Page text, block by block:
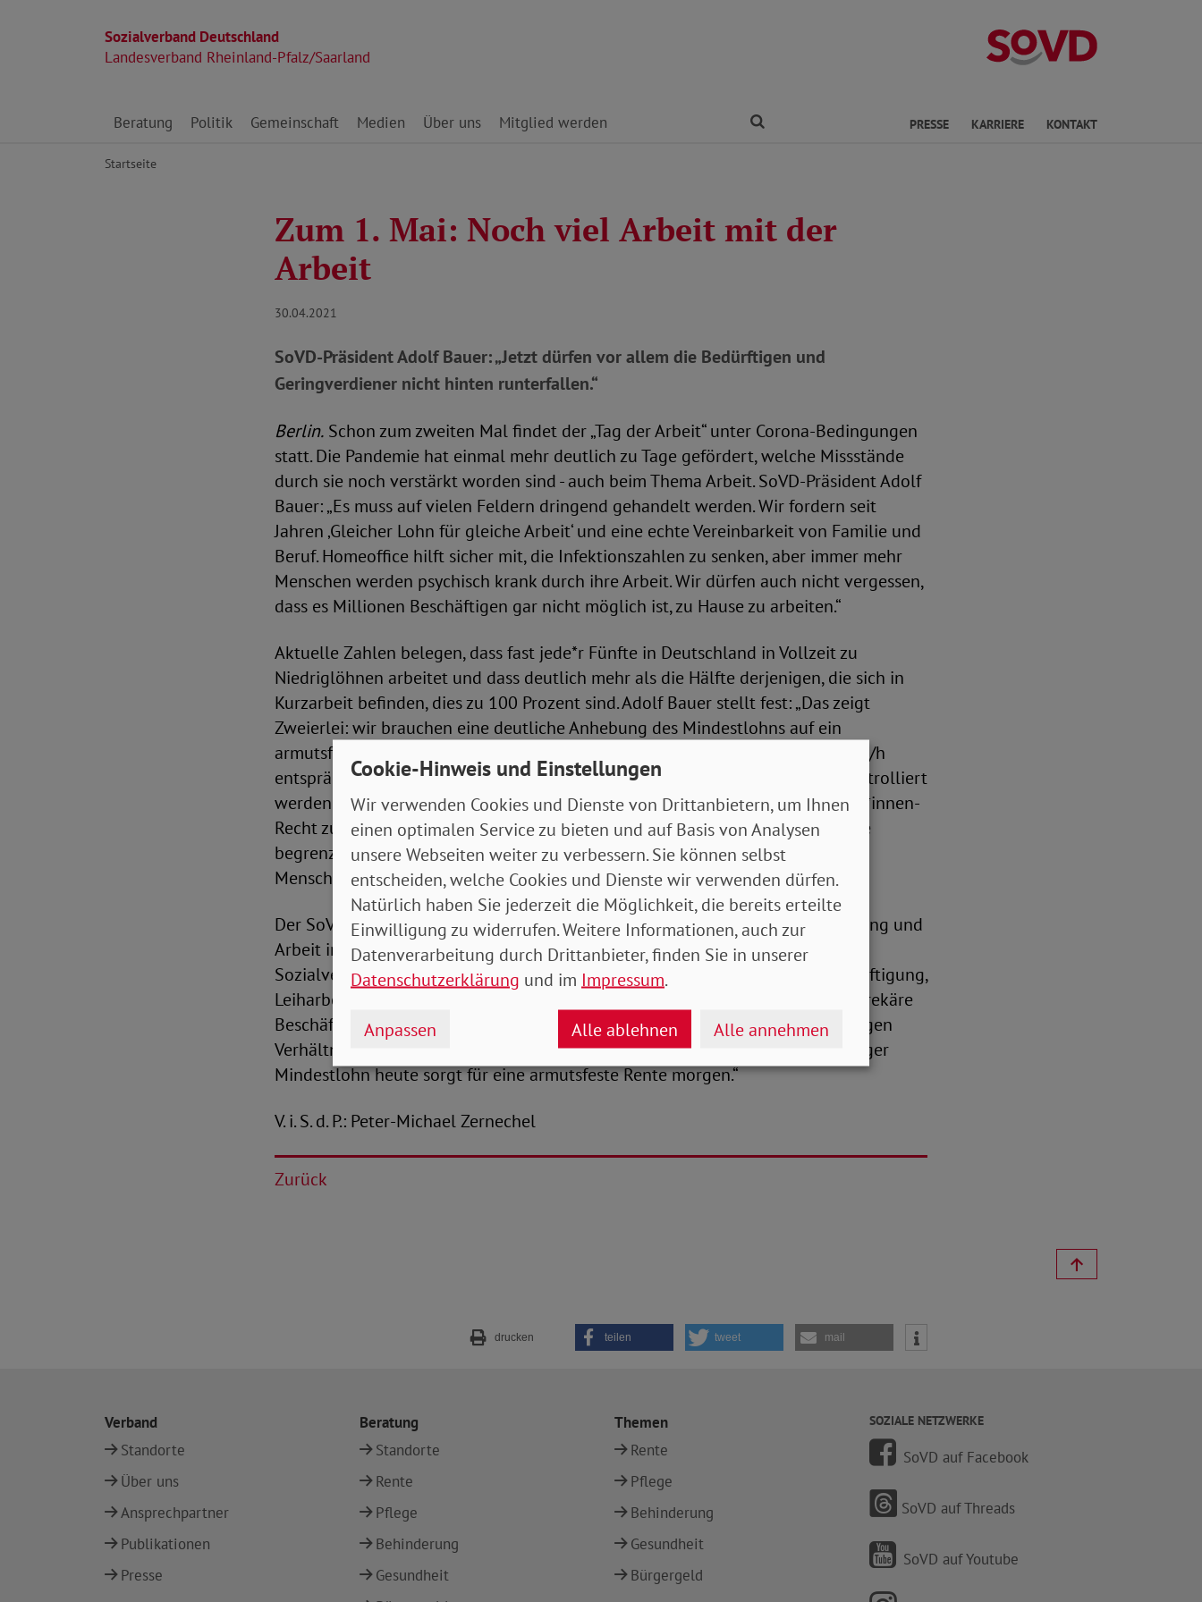
Sozialverband Deutschland
Landesverband Rheinland-Pfalz/Saarland
Landesverband
Direkt zu den Inhalten springen
Beratung Politik Gemeinschaft Medien Über uns Mitglied werden PRESSE KARRIERE KONTAKT
Startseite
Zum 1. Mai: Noch viel Arbeit mit der
Arbeit
30.04.2021
SoVD-Präsident Adolf Bauer: „Jetzt dürfen vor allem die Bedürftigen und
Geringverdiener nicht hinten runterfallen.“
Berlin. Schon zum zweiten Mal findet der „Tag der Arbeit“ unter Corona-Bedingungen
statt. Die Pandemie hat einmal mehr deutlich zu Tage gefördert, welche Missstände
durch sie noch verstärkt worden sind - auch beim Thema Arbeit. SoVD-Präsident Adolf
Bauer: „Es muss auf vielen Feldern dringend gehandelt werden. Wir fordern seit
Jahren ‚Gleicher Lohn für gleiche Arbeit‘ und eine echte Vereinbarkeit von Familie und
Beruf. Homeoffice hilft sicher mit, die Infektionszahlen zu senken, aber immer mehr
Menschen werden psychisch krank durch ihre Arbeit. Wir dürfen auch nicht vergessen,
dass es Millionen Beschäftigen gar nicht möglich ist, zu Hause zu arbeiten.“
Aktuelle Zahlen belegen, dass fast jede*r Fünfte in Deutschland in Vollzeit zu
Niedriglöhnen arbeitet und dass deutlich mehr als die Hälfte derjenigen, die sich in
Kurzarbeit befinden, dies zu 100 Prozent sind. Adolf Bauer stellt fest: „Das zeigt
Zweierlei: wir brauchen eine deutliche Anhebung des Mindestlohns auf ein
armutsfestes Niveau von zwei Drittel des Medianeinkommens, was derzeit 13€/h
entspräche. Dieser muss jährlich angepasst und die Einhaltung umfassend kontrolliert
werden. Denn noch immer werden Mindestlohnregelungen und Arbeitnehmer*innen-
Recht zu oft umschifft. Kurzfristig brauchen wir ein auf die Dauer der Pandemie
begrenztes Mindestkurzarbeitergeld in Höhe von 1.200 Euro. Das würde den
Menschen, die vom Lockdown besonders betroffen sind, helfen.“
Der SoVD-Präsident appelliert an die Politik: „Für die geringfügige Beschäftigung und
Arbeit in der Gleitzone von Mini- und den sogenannten Midijobs ist die volle
Sozialversicherungspflicht einzuführen. Der Missbrauch von befristeter Beschäftigung,
Leiharbeit und Werkverträgen muss endlich unterbunden werden. Derartige prekäre
Beschäftigungsverhältnisse sollten zugunsten von sozialversicherungspflichtigen
Verhältnissen eingegrenzt werden. Am Ende steht eines fest: Nur ein vernünftiger
Mindestlohn heute sorgt für eine armutsfeste Rente morgen.“
V. i. S. d. P.: Peter-Michael Zernechel
Zurück
drucken teilen tweet mail
Verband
Standorte
Über uns
Ansprechpartner
Publikationen
Presse
Beratung
Standorte
Rente
Pflege
Behinderung
Gesundheit
Themen
Rente
Pflege
Behinderung
Gesundheit
Bürgergeld
SOZIALE NETZWERKE
SoVD auf Facebook
SoVD auf Threads
SoVD auf Youtube
Cookie-Hinweis und Einstellungen
Wir verwenden Cookies und Dienste von Drittanbietern, um Ihnen
einen optimalen Service zu bieten und auf Basis von Analysen
unsere Webseiten weiter zu verbessern. Sie können selbst
entscheiden, welche Cookies und Dienste wir verwenden dürfen.
Natürlich haben Sie jederzeit die Möglichkeit, die bereits erteilte
Einwilligung zu widerrufen. Weitere Informationen, auch zur
Datenverarbeitung durch Drittanbieter, finden Sie in unserer
Datenschutzerklärung und im Impressum.
Anpassen Alle ablehnen Alle annehmen